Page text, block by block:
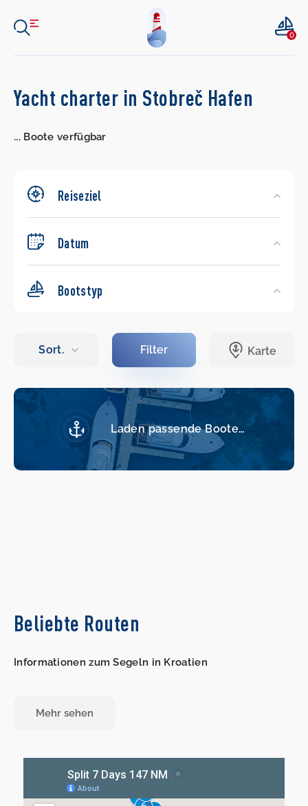
0
Search
Yacht charter in Stobreč Hafen
...Boote verfügbar
Reiseziel
Datum
Bootstyp
Laden passende Boote…
Beliebte Routen
Informationen zum Segeln in Kroatien
Mehr sehen